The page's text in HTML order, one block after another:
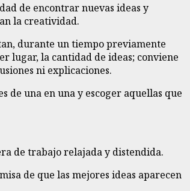
de encontrar nuevas ideas y
la creatividad.
durante un tiempo previamente
lugar, la cantidad de ideas; conviene
ni explicaciones.
de una en una y escoger aquellas que
de trabajo relajada y distendida.
de que las mejores ideas aparecen